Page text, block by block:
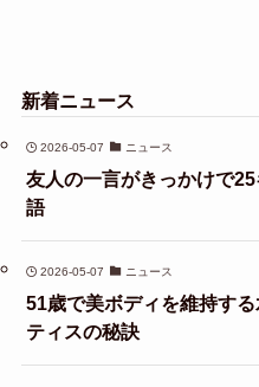
新着ニュース
2026-05-07 ニュース
友人の一言がきっかけで
語
2026-05-07 ニュース
51歳で美ボディを維持す
ティスの秘訣